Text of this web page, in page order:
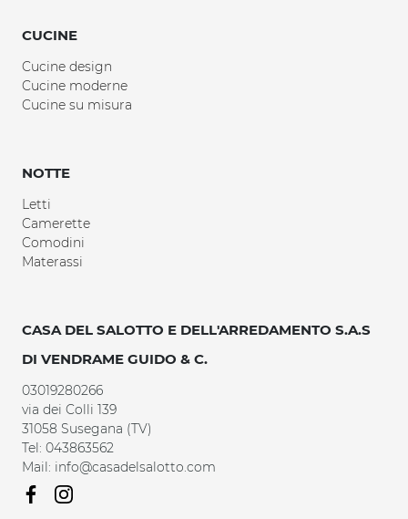
CUCINE
Cucine design
Cucine moderne
Cucine su misura
NOTTE
Letti
Camerette
Comodini
Materassi
CASA DEL SALOTTO E DELL'ARREDAMENTO S.A.S
DI VENDRAME GUIDO & C.
03019280266
via dei Colli 139
31058 Susegana (TV)
Tel: 043863562
Mail: info@casadelsalotto.com